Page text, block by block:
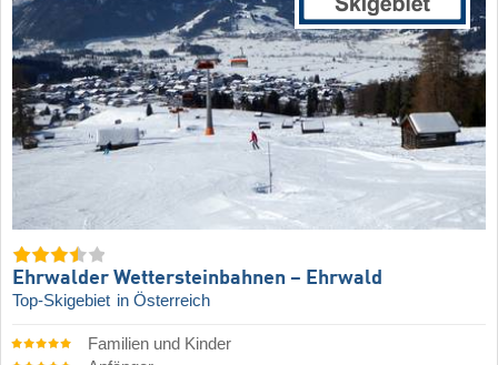
Ehrwalder Wettersteinbahnen – Ehrwald
Top-Skigebiet in Österreich
Familien und Kinder